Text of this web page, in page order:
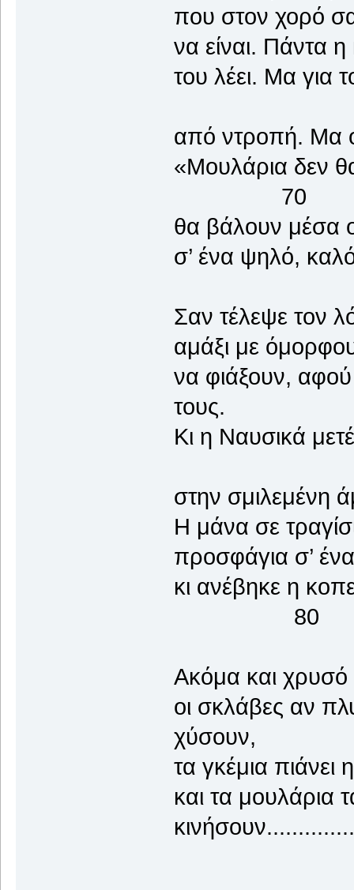
που στον χορό
να είναι. Πάντα
του λέει. Μα για
από ντροπή. Μα ο
«Μουλάρια δεν
70
θα βάλουν μέσα
σ’ ένα ψηλό,
Σαν τέλεψε τον
αμάξι με
να φιάξουν,
τους.
Κι η Ναυσικά
στην σμιλεμένη
Η μάνα σε
προσφάγια σ’
κι ανέβηκε
80
Ακόμα και χρυσό
οι σκλάβες αν
χύσουν,
τα γκέμια πιάνει
και τα μουλάρια